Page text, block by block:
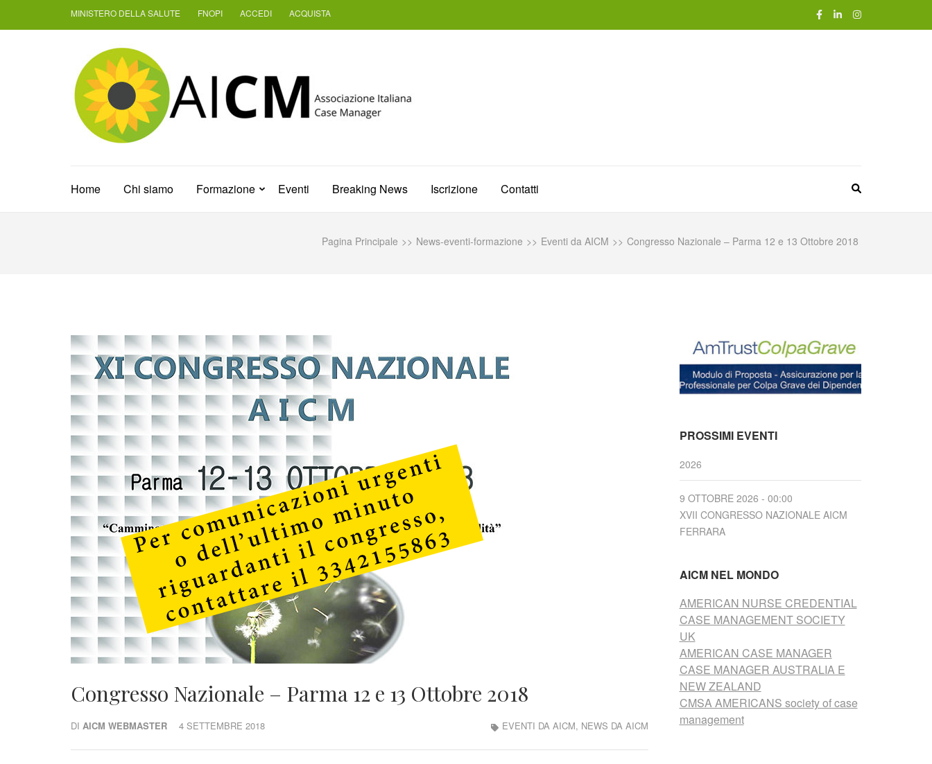
MINISTERO DELLA SALUTE FNOPI ACCEDI ACQUISTA
Home Chi siamo Formazione Eventi Breaking News Iscrizione Contatti
Pagina Principale >> News-eventi-formazione >> Eventi da AICM >> Congresso Nazionale – Parma 12 e 13 Ottobre 2018
Congresso Nazionale – Parma 12 e 13 Ottobre 2018
DI AICM WEBMASTER 4 SETTEMBRE 2018 EVENTI DA AICM, NEWS DA AICM
PROSSIMI EVENTI
2026
9 OTTOBRE 2026 - 00:00
XVII CONGRESSO NAZIONALE AICM
FERRARA
AICM NEL MONDO
AMERICAN NURSE CREDENTIAL
CASE MANAGEMENT SOCIETY
UK
AMERICAN CASE MANAGER
CASE MANAGER AUSTRALIA E
NEW ZEALAND
CMSA AMERICANS society of case
management